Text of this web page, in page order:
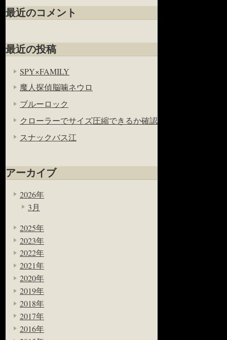
最近のコメント
最近の投稿
SPY×FAMILY
魔人探偵脳噛ネウロ
ブルーロック
クローラーでサイズ圧縮できるか確認
スナックバス江
アーカイブ
2026年
3月
2025年
2023年
2022年
2021年
2020年
2019年
2018年
2017年
2016年